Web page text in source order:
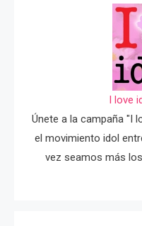
I love
Únete a la campaña "I
el movimiento idol
vez seamos más